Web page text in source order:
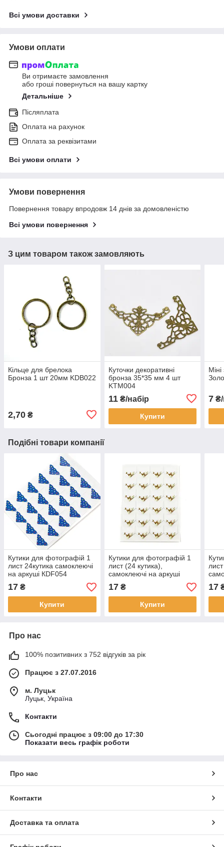
Всі умови доставки
Умови оплати
Ви отримаєте замовлення
або гроші повернуться на вашу картку
Детальніше
Післяплата
Оплата на рахунок
Оплата за реквізитами
Всі умови оплати
Умови повернення
Повернення товару впродовж 14 днів за домовленістю
Всі умови повернення
З цим товаром також замовляють
Кільце для брелока
Бронза 1 шт 20мм KDB022
2,70 ₴
Куточки декоративні
бронза 35*35 мм 4 шт
KTM004
11₴/набір
Купити
7 ₴/
Подібні товари компанії
Кутики для фотографій 1
лист 24кутика самоклеючі
на аркуші КDF054
17 ₴
Купити
Кутики для фотографій 1
лист (24 кутика),
самоклеючі на аркуші
КDF031
17₴
Купити
17
Про нас
100% позитивних з 752 відгуків за рік
Працює з 27.07.2016
м. Луцьк
Луцьк, Україна
Контакти
Сьогодні працює з 09:00 до 17:30
Показати весь графік роботи
Про нас
Контакти
Доставка та оплата